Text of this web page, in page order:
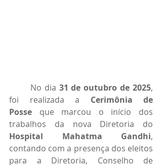
	No dia
31 de outubro de 2025,
foi realizada a Cerimônia de
Posse que marcou o início dos
Hospital Mahatma Gandhi,
contando com a presença dos eleitos
para a Diretoria, Conselho de